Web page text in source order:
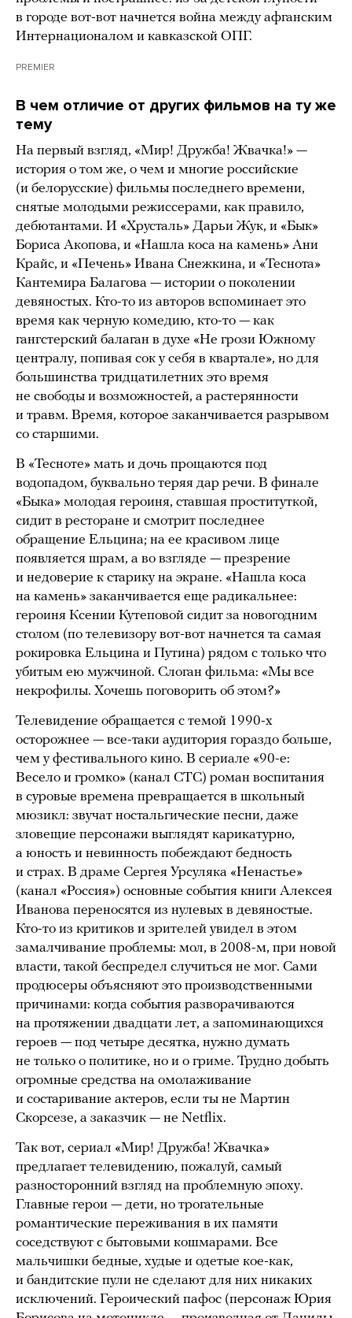
в городе вот-вот начнется война между афганским
Интернационалом и кавказской ОПГ.
PREMIER
В чем отличие от других фильмов на ту же
тему
На первый взгляд, «Мир! Дружба! Жвачка!» —
история о том же, о чем и многие российские
(и белорусские) фильмы последнего времени,
снятые молодыми режиссерами, как правило,
дебютантами. И «Хрусталь» Дарьи Жук, и «Бык»
Бориса Акопова, и «Нашла коса на камень» Ани
Крайс, и «Печень» Ивана Снежкина, и «Теснота»
Кантемира Балагова — истории о поколении
девяностых. Кто-то из авторов вспоминает это
время как черную комедию, кто-то — как
гангстерский балаган в духе «Не грози Южному
централу, попивая сок у себя в квартале», но для
большинства тридцатилетних это время
не свободы и возможностей, а растерянности
и травм. Время, которое заканчивается разрывом
со старшими.
В «Тесноте» мать и дочь прощаются под
водопадом, буквально теряя дар речи. В финале
«Быка» молодая героиня, ставшая проституткой,
сидит в ресторане и смотрит последнее
обращение Ельцина; на ее красивом лице
появляется шрам, а во взгляде — презрение
и недоверие к старику на экране. «Нашла коса
на камень» заканчивается еще радикальнее:
героиня Ксении Кутеповой сидит за новогодним
столом (по телевизору вот-вот начнется та самая
рокировка Ельцина и Путина) рядом с только что
убитым ею мужчиной. Слоган фильма: «Мы все
некрофилы. Хочешь поговорить об этом?»
Телевидение обращается с темой 1990-х
осторожнее — все-таки аудитория гораздо больше,
чем у фестивального кино. В сериале «90-е:
Весело и громко» (канал СТС) роман воспитания
в суровые времена превращается в школьный
мюзикл: звучат ностальгические песни, даже
зловещие персонажи выглядят карикатурно,
а юность и невинность побеждают бедность
и страх. В драме Сергея Урсуляка «Ненастье»
(канал «Россия») основные события книги Алексея
Иванова переносятся из нулевых в девяностые.
Кто-то из критиков и зрителей увидел в этом
замалчивание проблемы: мол, в 2008-м, при новой
власти, такой беспредел случиться не мог. Сами
продюсеры объясняют это производственными
причинами: когда события разворачиваются
на протяжении двадцати лет, а запоминающихся
героев — под четыре десятка, нужно думать
не только о политике, но и о гриме. Трудно добыть
огромные средства на омолаживание
и состаривание актеров, если ты не Мартин
Скорсезе, а заказчик — не Netflix.
Так вот, сериал «Мир! Дружба! Жвачка»
предлагает телевидению, пожалуй, самый
разносторонний взгляд на проблемную эпоху.
Главные герои — дети, но трогательные
романтические переживания в их памяти
соседствуют с бытовыми кошмарами. Все
мальчишки бедные, худые и одетые кое-как,
и бандитские пули не сделают для них никаких
исключений. Героический пафос (персонаж Юрия